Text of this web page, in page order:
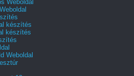
Weboldal
Weboldal
készítés
készítés
Weboldal